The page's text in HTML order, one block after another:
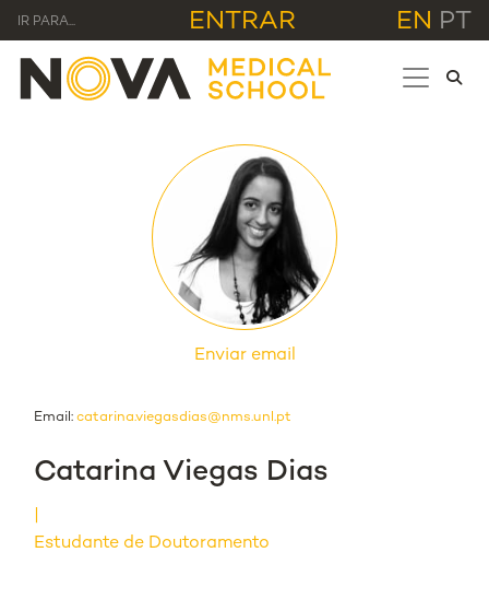
IR PARA... ENTRAR EN PT
Enviar email
Email: catarina.viegasdias@nms.unl.pt
Catarina Viegas Dias
Estudante de Doutoramento